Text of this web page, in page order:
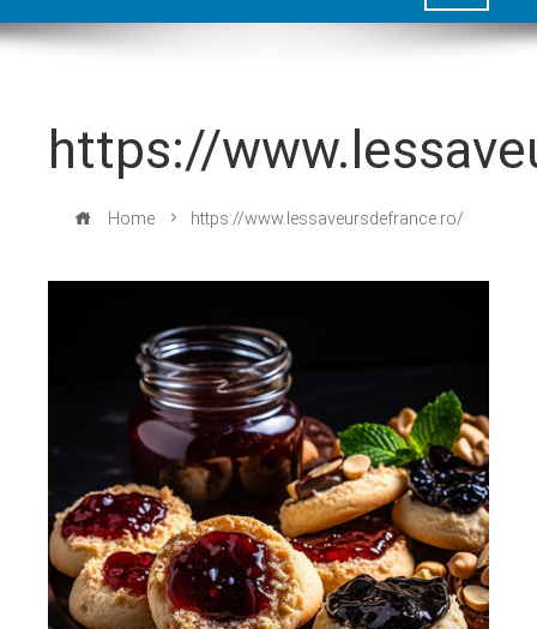
https://
Home https://www.lessaveursdefrance.ro/